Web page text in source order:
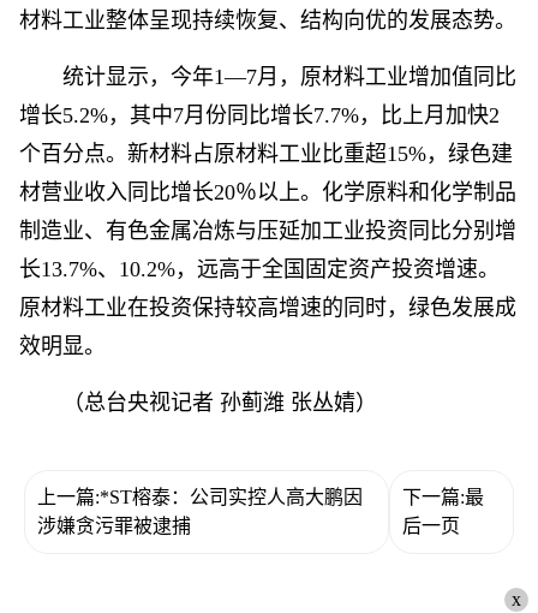
材料工业整体呈现持续恢复、结构向优的发展态势。
统计显示，今年1—7月，原材料工业增加值同比
增长5.2%，其中7月份同比增长7.7%，比上月加快2
个百分点。新材料占原材料工业比重超15%，绿色建
材营业收入同比增长20％以上。化学原料和化学制品
制造业、有色金属冶炼与压延加工业投资同比分别增
长13.7%、10.2%，远高于全国固定资产投资增速。
原材料工业在投资保持较高增速的同时，绿色发展成
效明显。
（总台央视记者 孙蓟潍 张丛婧）
上一篇:*ST榕泰：公司实控人高大鹏因
涉嫌贪污罪被逮捕
下一篇:最
后一页
x